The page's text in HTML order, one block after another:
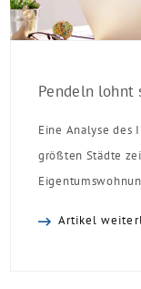
Eine Analyse
größten Städte
Artikel